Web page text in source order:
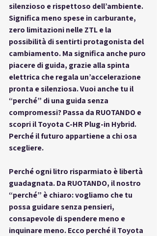
silenzioso e rispettoso dell’ambiente.
Significa meno spese in carburante,
zero limitazioni nelle ZTL e la
possibilità di sentirti protagonista del
cambiamento. Ma significa anche puro
piacere di guida, grazie alla spinta
elettrica che regala un’accelerazione
pronta e silenziosa. Vuoi anche tu il
“perché” di una guida senza
compromessi? Passa da RUOTANDO e
scopri il Toyota C-HR Plug-in Hybrid.
Perché il futuro appartiene a chi osa
scegliere.
Perché ogni litro risparmiato è libertà
guadagnata. Da RUOTANDO, il nostro
“perché” è chiaro: vogliamo che tu
possa guidare senza pensieri,
consapevole di spendere meno e
inquinare meno. Ecco perché il Toyota